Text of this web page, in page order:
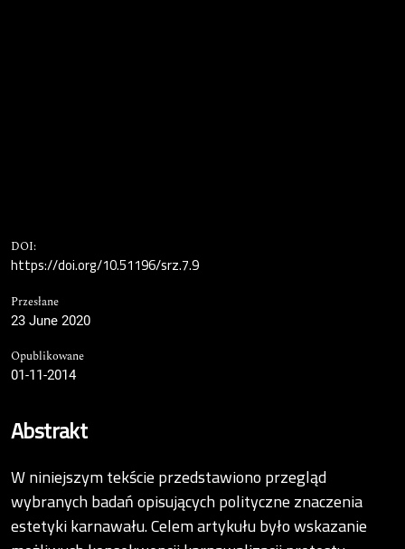
DOI:
https://doi.org/10.51196/srz.7.9
Przesłane
23 June 2020
Opublikowane
01-11-2014
Abstrakt
W niniejszym tekście przedstawiono przegląd
wybranych badań opisujących polityczne znaczenia
estetyki karnawału. Celem artykułu było wskazanie